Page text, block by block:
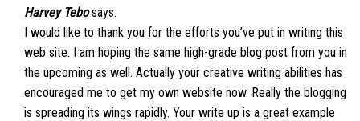
Harvey Tebo says:
I would like to thank you for the efforts you’ve put in writing this
web site. I am hoping the same high-grade blog post from you in
the upcoming as well. Actually your creative writing abilities has
encouraged me to get my own website now. Really the blogging
is spreading its wings rapidly. Your write up is a great example